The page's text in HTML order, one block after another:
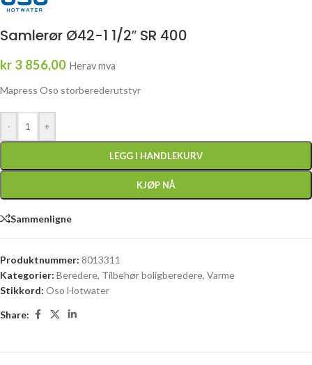
Samlerør Ø42-1 1/2″ SR 400
kr 3 856,00 Herav mva
Mapress Oso storberederutstyr
- +
LEGG I HANDLEKURV
KJØP NÅ
Sammenligne
Produktnummer: 8013311
Kategorier: Beredere, Tilbehør boligberedere, Varme
Stikkord: Oso Hotwater
Share: